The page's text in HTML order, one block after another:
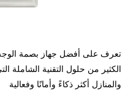
تعرف على أفضل جهاز بصمة
الكثير من حلول التقنية
والمنازل أكثر ذكاءً وأمانًا وفعالية